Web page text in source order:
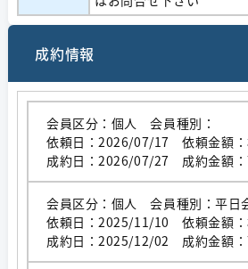
成約情報
会員区分：個人 会員種別：
依頼日：2026/07/17 依頼金額：
成約日：2026/07/27 成約金額：
会員区分：個人 会員種別：平日
依頼日：2025/11/10 依頼金額：
成約日：2025/12/02 成約金額：